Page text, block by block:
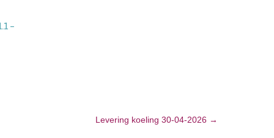
–
Levering koeling 30-04-2026 →